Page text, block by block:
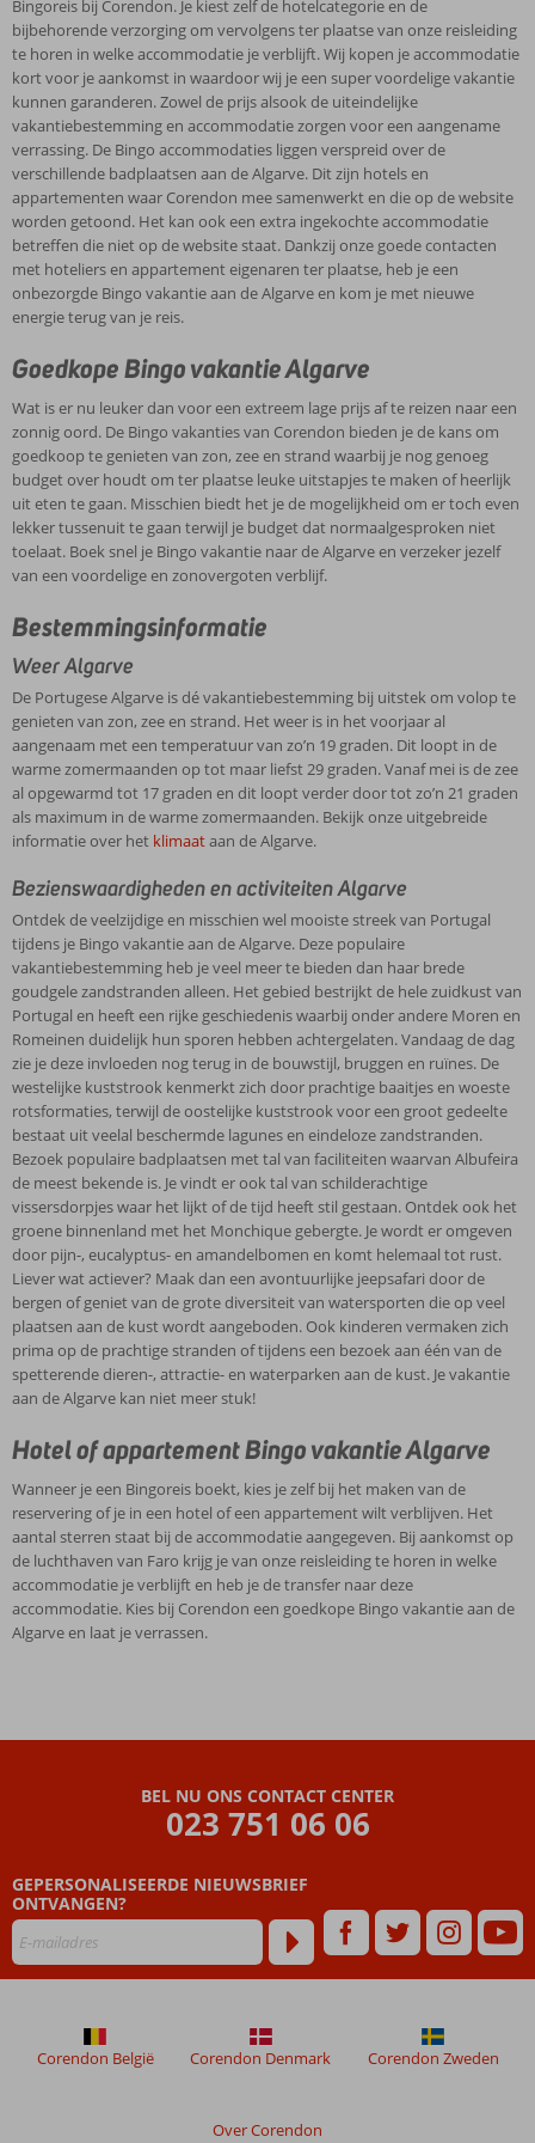
vindt er ook tal van schilderachtige vissersdorpjes waar het lijkt of
de tijd heeft stil gestaan. Ontdek ook het groene binnenland met
het Monchique gebergte. Je wordt er omgeven door pijn-,
eucalyptus- en amandelbomen en komt helemaal tot rust. Liever
wat actiever? Maak dan een avontuurlijke jeepsafari door de bergen
of geniet van de grote diversiteit van watersporten die op veel
plaatsen aan de kust wordt aangeboden. Ook kinderen vermaken
zich prima op de prachtige stranden of tijdens een bezoek aan één
van de spetterende dieren-, attractie- en waterparken aan de kust. Je
vakantie aan de Algarve kan niet meer stuk!
Bingoreis bij Corendon. Je kiest zelf de hotelcategorie en de
bijbehorende verzorging om vervolgens ter plaatse van onze reisleiding
te horen in welke accommodatie je verblijft. Wij kopen je accommodatie
kort voor je aankomst in waardoor wij je een super voordelige vakantie
kunnen garanderen. Zowel de prijs alsook de uiteindelijke
vakantiebestemming en accommodatie zorgen voor een aangename
verrassing. De Bingo accommodaties liggen verspreid over de
verschillende badplaatsen aan de Algarve. Dit zijn hotels en
appartementen waar Corendon mee samenwerkt en die op de website
worden getoond. Het kan ook een extra ingekochte accommodatie
betreffen die niet op de website staat. Dankzij onze goede contacten
met hoteliers en appartement eigenaren ter plaatse, heb je een
onbezorgde Bingo vakantie aan de Algarve en kom je met nieuwe
energie terug van je reis.
Goedkope Bingo vakantie Algarve
Wat is er nu leuker dan voor een extreem lage prijs af te reizen naar een
zonnig oord. De Bingo vakanties van Corendon bieden je de kans om
goedkoop te genieten van zon, zee en strand waarbij je nog genoeg
budget over houdt om ter plaatse leuke uitstapjes te maken of heerlijk
uit eten te gaan. Misschien biedt het je de mogelijkheid om er toch even
lekker tussenuit te gaan terwijl je budget dat normaalgesproken niet
toelaat. Boek snel je Bingo vakantie naar de Algarve en verzeker jezelf
van een voordelige en zonovergoten verblijf.
Bestemmingsinformatie
Weer Algarve
De Portugese Algarve is dé vakantiebestemming bij uitstek om volop te
genieten van zon, zee en strand. Het weer is in het voorjaar al
aangenaam met een temperatuur van zo’n 19 graden. Dit loopt in de
warme zomermaanden op tot maar liefst 29 graden. Vanaf mei is de zee
al opgewarmd tot 17 graden en dit loopt verder door tot zo’n 21 graden
als maximum in de warme zomermaanden. Bekijk onze uitgebreide
informatie over het klimaataan de Algarve.
Bezienswaardigheden en activiteiten Algarve
Ontdek de veelzijdige en misschien wel mooiste streek van Portugal
tijdens je Bingo vakantie aan de Algarve. Deze populaire
vakantiebestemming heb je veel meer te bieden dan haar brede
goudgele zandstranden alleen. Het gebied bestrijkt de hele zuidkust van
Portugal en heeft een rijke geschiedenis waarbij onder andere Moren en
Romeinen duidelijk hun sporen hebben achtergelaten. Vandaag de dag
zie je deze invloeden nog terug in de bouwstijl, bruggen en ruïnes. De
westelijke kuststrook kenmerkt zich door prachtige baaitjes en woeste
rotsformaties, terwijl de oostelijke kuststrook voor een groot gedeelte
bestaat uit veelal beschermde lagunes en eindeloze zandstranden.
Bezoek populaire badplaatsen met tal van faciliteiten waarvan Albufeira
de meest bekende is. Je vindt er ook tal van schilderachtige
vissersdorpjes waar het lijkt of de tijd heeft stil gestaan. Ontdek ook het
groene binnenland met het Monchique gebergte. Je wordt er omgeven
door pijn-, eucalyptus- en amandelbomen en komt helemaal tot rust.
Liever wat actiever? Maak dan een avontuurlijke jeepsafari door de
bergen of geniet van de grote diversiteit van watersporten die op veel
plaatsen aan de kust wordt aangeboden. Ook kinderen vermaken zich
prima op de prachtige stranden of tijdens een bezoek aan één van de
spetterende dieren-, attractie- en waterparken aan de kust. Je vakantie
aan de Algarve kan niet meer stuk!
Hotel of appartement Bingo vakantie Algarve
Wanneer je een Bingoreis boekt, kies je zelf bij het maken van de
reservering of je in een hotel of een appartement wilt verblijven. Het
aantal sterren staat bij de accommodatie aangegeven. Bij aankomst op
de luchthaven van Faro krijg je van onze reisleiding te horen in welke
accommodatie je verblijft en heb je de transfer naar deze
accommodatie. Kies bij Corendon een goedkope Bingo vakantie aan de
Algarve en laat je verrassen.
BEL NU ONS CONTACT CENTER
023 751 06 06
GEPERSONALISEERDE NIEUWSBRIEF
ONTVANGEN?
Over Corendon
Corendon België Corendon Denmark Corendon Zweden